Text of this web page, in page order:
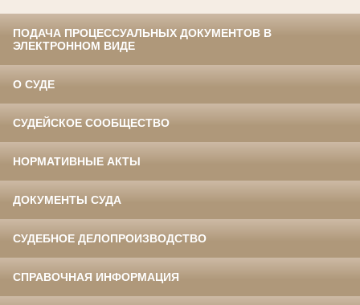
ПОДАЧА ПРОЦЕССУАЛЬНЫХ ДОКУМЕНТОВ В
ЭЛЕКТРОННОМ ВИДЕ
О СУДЕ
СУДЕЙСКОЕ СООБЩЕСТВО
НОРМАТИВНЫЕ АКТЫ
ДОКУМЕНТЫ СУДА
СУДЕБНОЕ ДЕЛОПРОИЗВОДСТВО
СПРАВОЧНАЯ ИНФОРМАЦИЯ